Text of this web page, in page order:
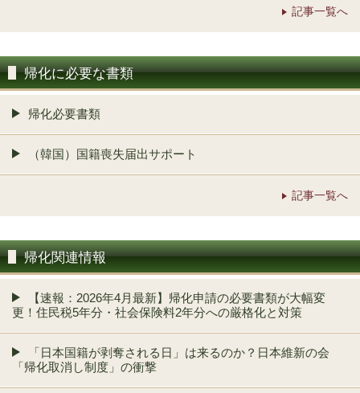
記事一覧へ
帰化に必要な書類
帰化必要書類
（韓国）国籍喪失届出サポート
記事一覧へ
帰化関連情報
【速報：2026年4月最新】帰化申請の必要書類が大幅変
更！住民税5年分・社会保険料2年分への厳格化と対策
「日本国籍が剥奪される日」は来るのか？日本維新の会
「帰化取消し制度」の衝撃